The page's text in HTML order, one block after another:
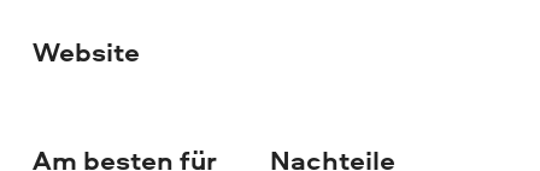
Website
Am besten für Nachteile